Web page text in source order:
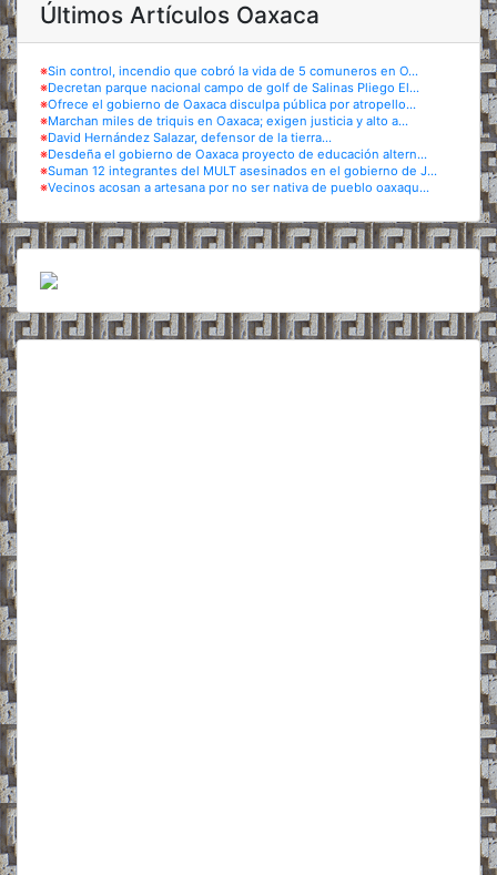
Últimos Artículos Oaxaca
※Sin control, incendio que cobró la vida de 5 comuneros en O...
※Decretan parque nacional campo de golf de Salinas Pliego El...
※Ofrece el gobierno de Oaxaca disculpa pública por atropello...
※Marchan miles de triquis en Oaxaca; exigen justicia y alto a...
※David Hernández Salazar, defensor de la tierra...
※Desdeña el gobierno de Oaxaca proyecto de educación altern...
※Suman 12 integrantes del MULT asesinados en el gobierno de J...
※Vecinos acosan a artesana por no ser nativa de pueblo oaxaqu...